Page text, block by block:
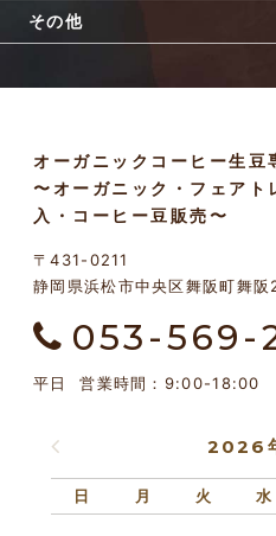
その他
2026
日 月 火 水
オーガニックコーヒー生
〜オーガニック・フェアト
入・コーヒー豆販売〜
〒431-0211
静岡県浜松市中央区舞阪町舞
053-569-
平日 営業時間：9:00-18:00